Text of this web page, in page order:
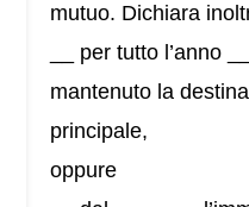
mutuo. Dichiara
__ per tutto l’anno
mantenuto la
principale,
oppure